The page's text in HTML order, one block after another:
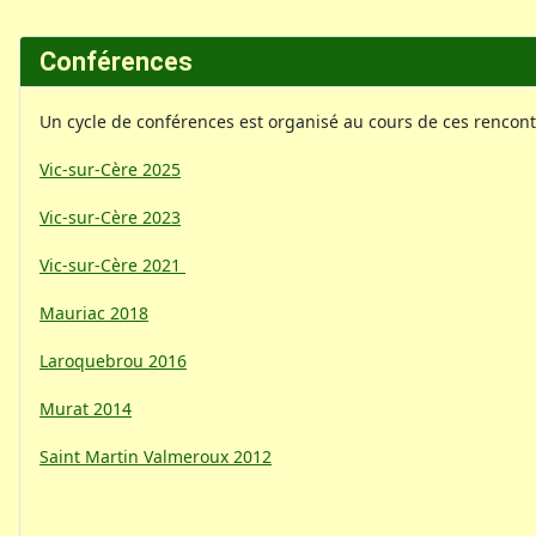
Conférences
Un cycle de conférences est organisé au cours de ces
Vic-sur-Cère 2025
Vic-sur-Cère 2023
Vic-sur-Cère 2021
Mauriac 2018
Laroquebrou 2016
Murat 2014
Saint Martin Valmeroux 2012